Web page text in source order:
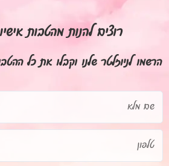
רוצים להנות מהטבות
הרשמו לניוזלטר שלנו וקבלו את כל
מלא